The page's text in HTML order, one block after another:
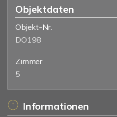
Objektdaten
Objekt-Nr.
DO198
Zimmer
5
Informationen